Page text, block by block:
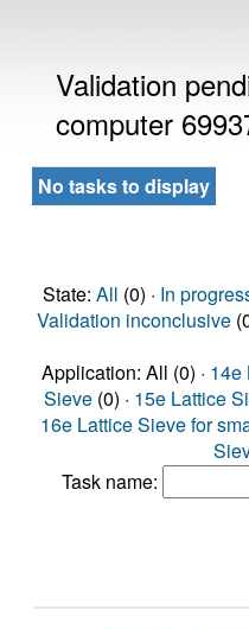
Validation
computer
No tasks to display
State: All (0) · In
Validation inconclusive
Application: All (0) · 14e
Sieve (0) · 15e Lattice
16e Lattice Sieve for
Task name: